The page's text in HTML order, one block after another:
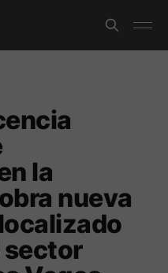
la
nueva
sector